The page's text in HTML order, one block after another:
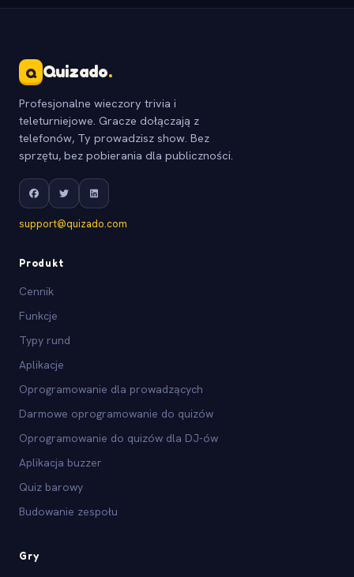
Q Quizado.
Profesjonalne wieczory trivia i
teleturniejowe. Gracze dołączają z
telefonów, Ty prowadzisz show. Bez
sprzętu, bez pobierania dla publiczności.
support@quizado.com
Produkt
Cennik
Funkcje
Typy rund
Aplikacje
Oprogramowanie dla prowadzących
Darmowe oprogramowanie do quizów
Oprogramowanie do quizów dla DJ-ów
Aplikacja buzzer
Quiz barowy
Budowanie zespołu
Gry